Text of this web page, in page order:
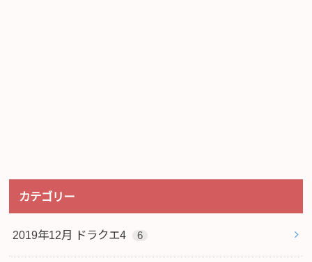
カテゴリー
2019年12月 ドラクエ4 6